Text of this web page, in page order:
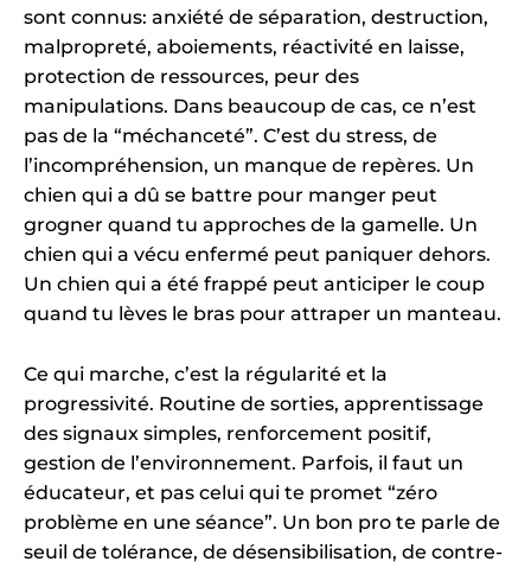
sont connus: anxiété de séparation, destruction,
malpropreté, aboiements, réactivité en laisse,
protection de ressources, peur des
manipulations. Dans beaucoup de cas, ce n’est
pas de la “méchanceté”. C’est du stress, de
l’incompréhension, un manque de repères. Un
chien qui a dû se battre pour manger peut
grogner quand tu approches de la gamelle. Un
chien qui a vécu enfermé peut paniquer dehors.
Un chien qui a été frappé peut anticiper le coup
quand tu lèves le bras pour attraper un manteau.
Ce qui marche, c’est la régularité et la
progressivité. Routine de sorties, apprentissage
des signaux simples, renforcement positif,
gestion de l’environnement. Parfois, il faut un
éducateur, et pas celui qui te promet “zéro
problème en une séance”. Un bon pro te parle de
seuil de tolérance, de désensibilisation, de contre-